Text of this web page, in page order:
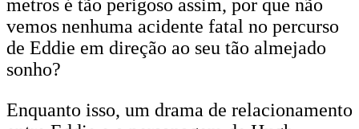
metros é tão perigoso assim, por que não
vemos nenhuma acidente fatal no percurso
de Eddie em direção ao seu tão almejado
sonho?
Enquanto isso, um drama de relacionamento